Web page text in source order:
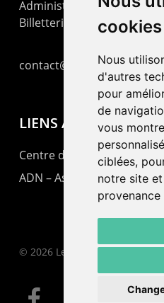
cookies
Nous
d'autres
pour
de
vous
ciblées,
notre site
Administration : +41 32
Billetterie : +41 32 725 05 05
contact@lepommier.ch
LIENS AMIS
Centre de culture ABC
ADN – Association Danse
© 2026 Le Pommier.
facebook email